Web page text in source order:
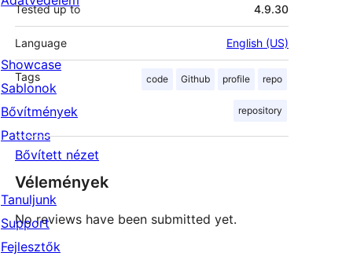
Tested up to 4.9.30
Language English (US)
Tags code Github profile repo
repository
Bővített nézet
Vélemények
No reviews have been submitted yet.
Showcase
Sablonok
Bővítmények
Patterns
Tanuljunk
Support
Fejlesztők